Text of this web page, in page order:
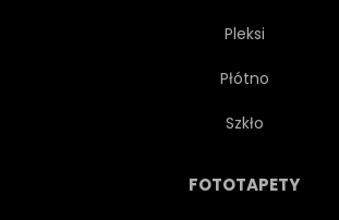
Pleksi
Płótno
Szkło
FOTOTAPETY